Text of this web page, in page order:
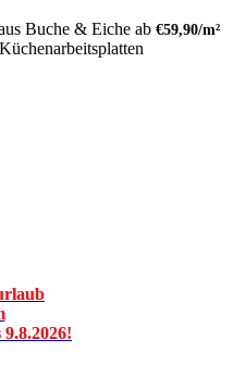
Buche & Eiche ab €59,90/m²
9.8.2026!